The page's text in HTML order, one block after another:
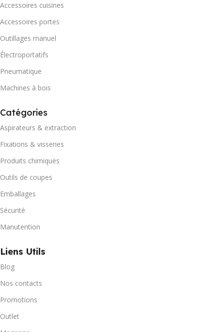
Accessoires cuisines
Accessoires portes
Outillages manuel
Électroportatifs
Pneumatique
Machines à bois
Catégories
Aspirateurs & extraction
Fixations & visseries
Produits chimiques
Outils de coupes
Emballages
Sécurité
Manutention
Liens Utils
Blog
Nos contacts
Promotions
Outlet